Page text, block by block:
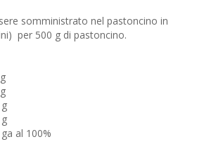
somministrato nel pastoncino in
per 500 g di pastoncino.
ga al 100%